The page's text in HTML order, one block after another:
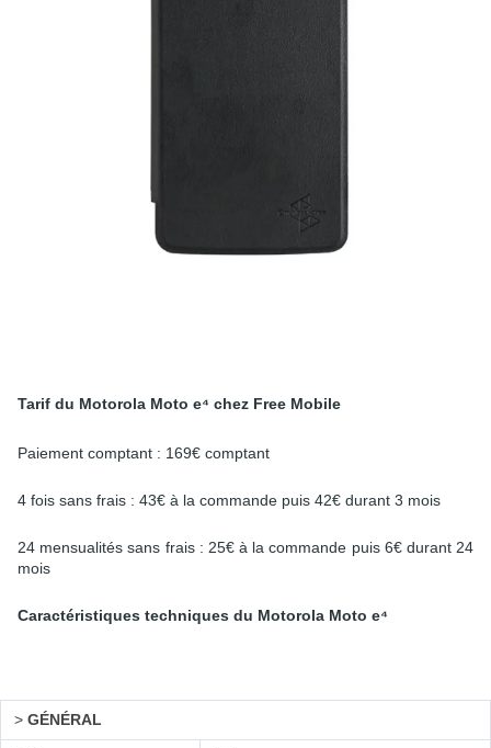
Tarif du Motorola Moto e⁴ chez Free Mobile
Paiement comptant : 169€ comptant
4 fois sans frais : 43€ à la commande puis 42€ durant 3 mois
24 mensualités sans frais : 25€ à la commande puis 6€ durant 24
mois
Caractéristiques techniques du Motorola Moto e⁴
> GÉNÉRAL